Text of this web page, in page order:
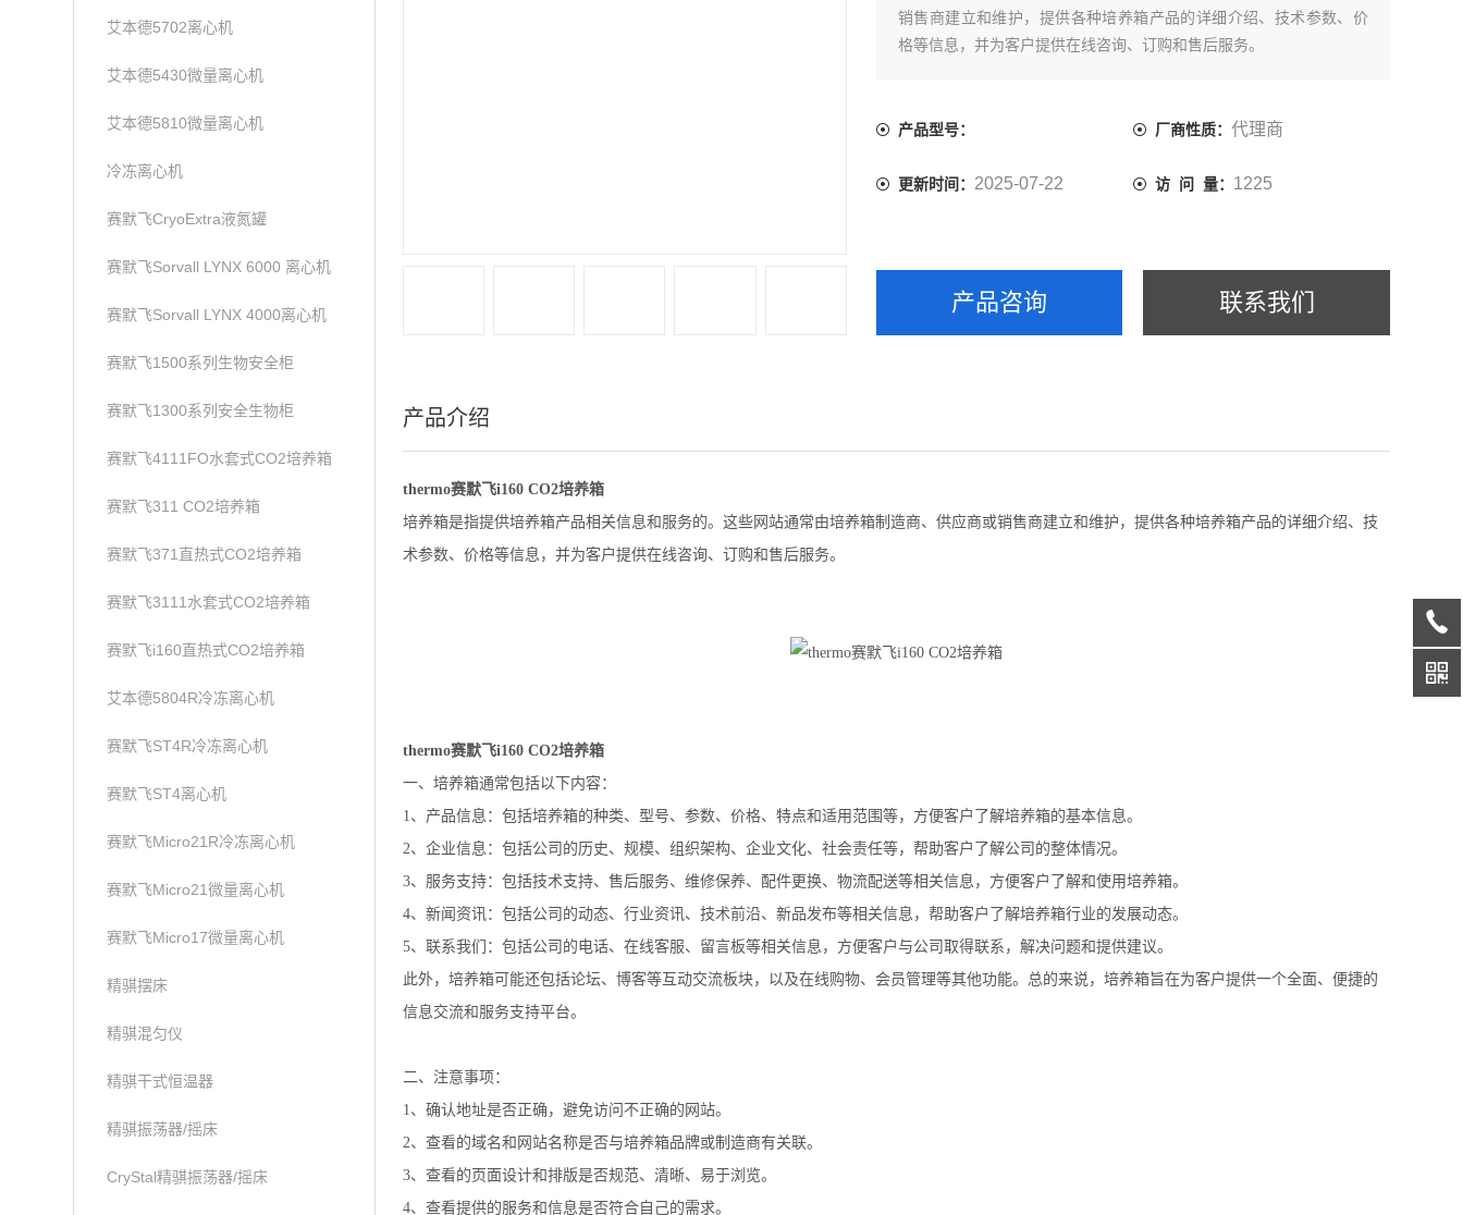
艾本德5702离心机
艾本德5430微量离心机
艾本德5810微量离心机
冷冻离心机
赛默飞CryoExtra液氮罐
赛默飞Sorvall LYNX 6000 离心机
赛默飞Sorvall LYNX 4000离心机
赛默飞1500系列生物安全柜
赛默飞1300系列安全生物柜
赛默飞4111FO水套式CO2培养箱
赛默飞311 CO2培养箱
赛默飞371直热式CO2培养箱
赛默飞3111水套式CO2培养箱
赛默飞i160直热式CO2培养箱
艾本德5804R冷冻离心机
赛默飞ST4R冷冻离心机
赛默飞ST4离心机
赛默飞Micro21R冷冻离心机
赛默飞Micro21微量离心机
赛默飞Micro17微量离心机
精骐摆床
精骐混匀仪
精骐干式恒温器
精骐振荡器/摇床
CryStal精骐振荡器/摇床
销售商建立和维护，提供各种培养箱产品的详细介绍、技术参数、价
格等信息，并为客户提供在线咨询、订购和售后服务。
产品型号： 厂商性质： 代理商
更新时间： 2025-07-22 访 问 量： 1225
产品咨询 联系我们
产品介绍
thermo赛默飞i160 CO2培养箱
培养箱是指提供培养箱产品相关信息和服务的。这些网站通常由培养箱制造商、供应商或销售商建立和维护，提供各种培养箱产品的详细介绍、技
术参数、价格等信息，并为客户提供在线咨询、订购和售后服务。
thermo赛默飞i160 CO2培养箱
一、培养箱通常包括以下内容：
1、产品信息：包括培养箱的种类、型号、参数、价格、特点和适用范围等，方便客户了解培养箱的基本信息。
2、企业信息：包括公司的历史、规模、组织架构、企业文化、社会责任等，帮助客户了解公司的整体情况。
3、服务支持：包括技术支持、售后服务、维修保养、配件更换、物流配送等相关信息，方便客户了解和使用培养箱。
4、新闻资讯：包括公司的动态、行业资讯、技术前沿、新品发布等相关信息，帮助客户了解培养箱行业的发展动态。
5、联系我们：包括公司的电话、在线客服、留言板等相关信息，方便客户与公司取得联系，解决问题和提供建议。
此外，培养箱可能还包括论坛、博客等互动交流板块，以及在线购物、会员管理等其他功能。总的来说，培养箱旨在为客户提供一个全面、便捷的
信息交流和服务支持平台。
二、注意事项：
1、确认地址是否正确，避免访问不正确的网站。
2、查看的域名和网站名称是否与培养箱品牌或制造商有关联。
3、查看的页面设计和排版是否规范、清晰、易于浏览。
4、查看提供的服务和信息是否符合自己的需求。